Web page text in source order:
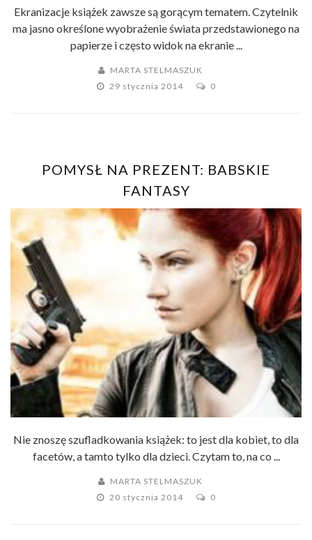
Ekranizacje książek zawsze są gorącym tematem. Czytelnik
ma jasno określone wyobrażenie świata przedstawionego na
papierze i często widok na ekranie ...
MARTA STELMASZUK
29 stycznia 2014
0
POMYSŁ NA PREZENT: BABSKIE
FANTASY
Nie znoszę szufladkowania książek: to jest dla kobiet, to dla
facetów, a tamto tylko dla dzieci. Czytam to, na co ...
MARTA STELMASZUK
20 stycznia 2014
0